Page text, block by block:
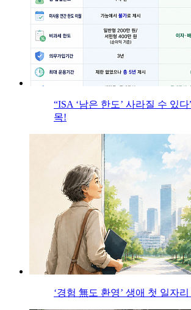
“ISA ‘남은 한도’ 사라질 수 있
목!
‘경험 無도 환영’ 생애 첫 일자